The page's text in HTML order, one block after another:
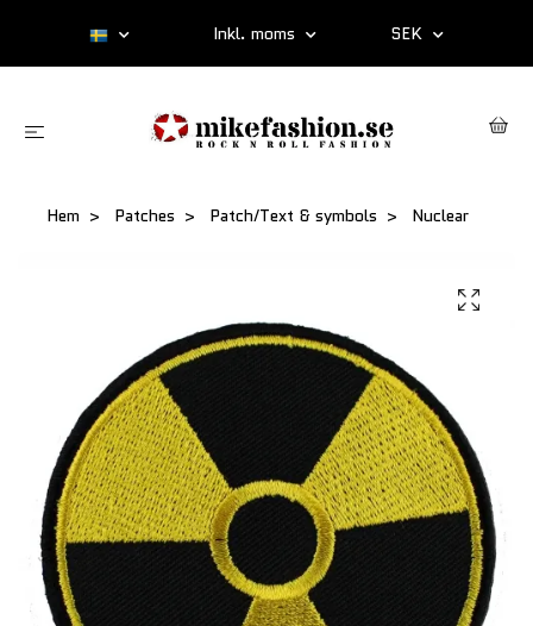
Inkl. moms SEK
Hem Patches Patch/Text & symbols Nuclear